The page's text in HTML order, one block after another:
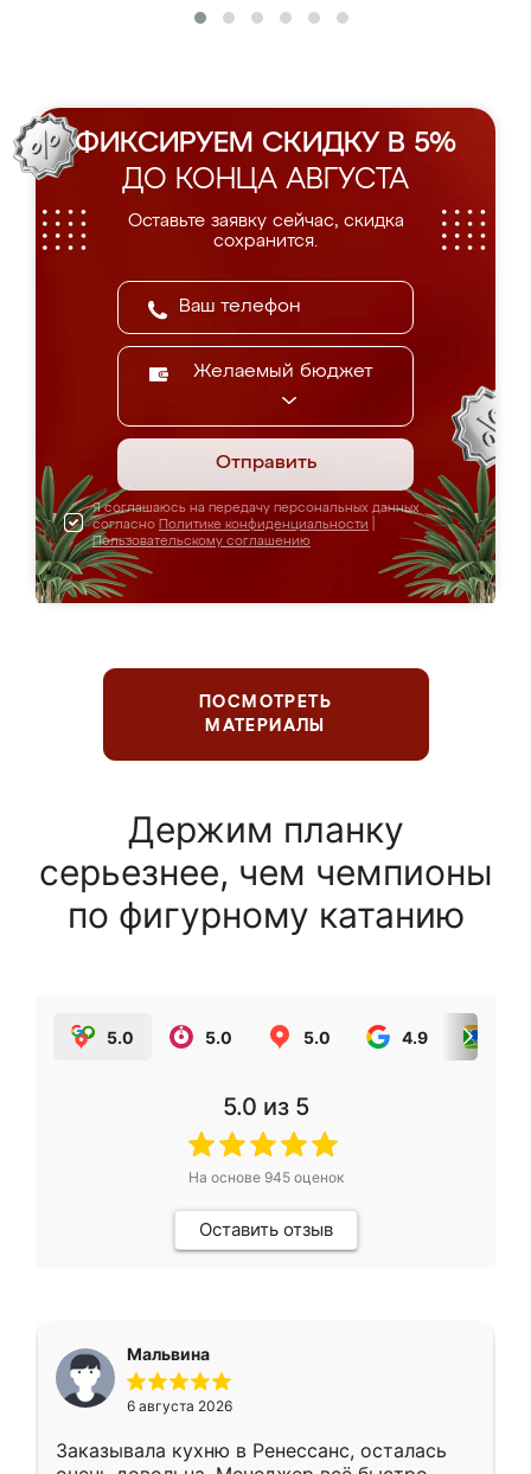
ФИКСИРУЕМ СКИДКУ В 5%
ДО КОНЦА АВГУСТА
Оставьте заявку сейчас, скидка
сохранится.
Желаемый бюджет
Отправить
Я соглашаюсь на передачу персональных данных
согласно Политике конфиденциальности
Пользовательскому соглашению
ПОСМОТРЕТЬ
МАТЕРИАЛЫ
Держим планку
серьезнее, чем чемпионы
по фигурному катанию
5.0 5.0 5.0 4.9
5.0 из 5
На основе 945оценок
Оставить отзыв
Мальвина
6 августа 2026
Заказывала кухню в Ренессанс, осталась